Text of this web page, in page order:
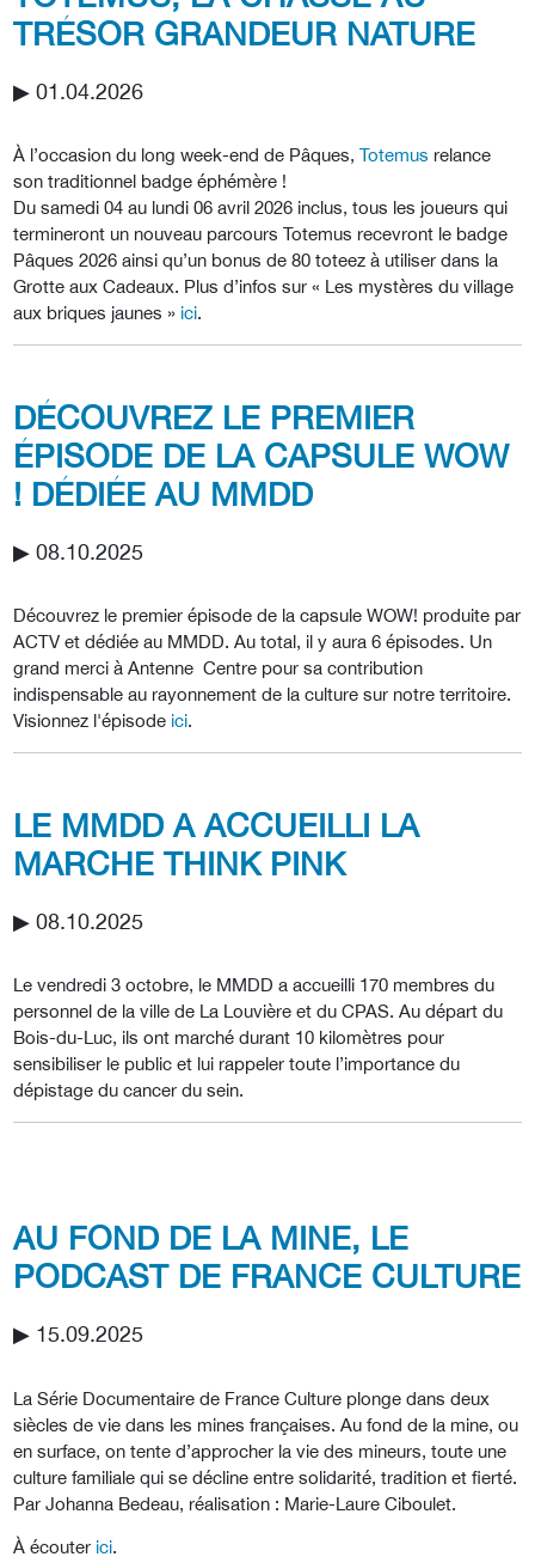
TRÉSOR GRANDEUR NATURE
▶︎ 01.04.2026
À l’occasion du long week-end de Pâques, Totemus relance
son traditionnel badge éphémère !
Du samedi 04 au lundi 06 avril 2026 inclus, tous les joueurs qui
termineront un nouveau parcours Totemus recevront le badge
Pâques 2026 ainsi qu’un bonus de 80 toteez à utiliser dans la
Grotte aux Cadeaux. Plus d’infos sur « Les mystères du village
aux briques jaunes » ici.
DÉCOUVREZ LE PREMIER
ÉPISODE DE LA CAPSULE WOW
! DÉDIÉE AU MMDD
▶︎ 08.10.2025
Découvrez le premier épisode de la capsule WOW! produite par
ACTV et dédiée au MMDD. Au total, il y aura 6 épisodes. Un
grand merci à Antenne Centre pour sa contribution
indispensable au rayonnement de la culture sur notre territoire.
Visionnez l'épisode ici.
LE MMDD A ACCUEILLI LA
MARCHE THINK PINK
▶︎ 08.10.2025
Le vendredi 3 octobre, le MMDD a accueilli 170 membres du
personnel de la ville de La Louvière et du CPAS. Au départ du
Bois-du-Luc, ils ont marché durant 10 kilomètres pour
sensibiliser le public et lui rappeler toute l’importance du
dépistage du cancer du sein.
AU FOND DE LA MINE, LE
PODCAST DE FRANCE CULTURE
▶︎ 15.09.2025
La Série Documentaire de France Culture plonge dans deux
siècles de vie dans les mines françaises. Au fond de la mine, ou
en surface, on tente d’approcher la vie des mineurs, toute une
culture familiale qui se décline entre solidarité, tradition et fierté.
Par Johanna Bedeau, réalisation : Marie-Laure Ciboulet.
À écouter ici.